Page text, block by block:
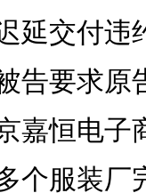
延交付违
告要求原
嘉恒电子
个服装厂